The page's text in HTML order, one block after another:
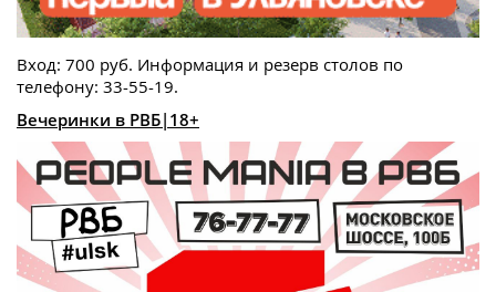
Вход: 700 руб. Информация и резерв столов по
телефону: 33-55-19.
Вечеринки в РВБ|18+